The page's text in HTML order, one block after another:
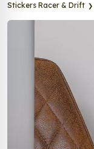
Stickers Racer & Drift